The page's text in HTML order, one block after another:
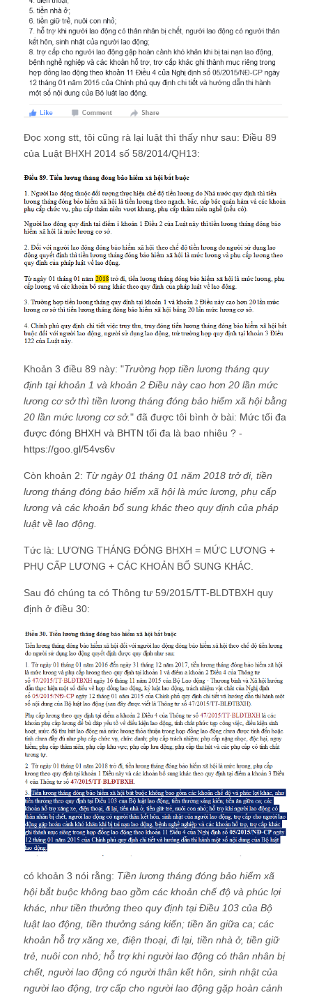
Đọc xong stt, tôi cũng rà lại luật thì thấy như sau: Điều 89
của Luật BHXH 2014 số 58/2014/QH13:
Khoản 3 điều 89 này: "Trường hợp tiền lương tháng quy
định tại khoản 1 và khoản 2 Điều này cao hơn 20 lần mức
lương cơ sở thì tiền lương tháng đóng bảo hiểm xã hội bằng
20 lần mức lương cơ sở." đã được tôi bình ở bài: Mức tối đa
được đóng BHXH và BHTN tối đa là bao nhiêu ? -
https://goo.gl/54vs6v
Còn khoản 2: Từ ngày 01 tháng 01 năm 2018 trở đi, tiền
lương tháng đóng bảo hiểm xã hội là mức lương, phụ cấp
lương và các khoản bổ sung khác theo quy định của pháp
luật về lao động.
Tức là: LƯƠNG THÁNG ĐÓNG BHXH = MỨC LƯƠNG +
PHỤ CẤP LƯƠNG + CÁC KHOẢN BỔ SUNG KHÁC.
Sau đó chúng ta có Thông tư 59/2015/TT-BLDTBXH quy
định ở điều 30:
có khoản 3 nói rằng: Tiền lương tháng đóng bảo hiểm xã
hội bắt buộc không bao gồm các khoản chế độ và phúc lợi
khác, như tiền thưởng theo quy định tại Điều 103 của Bộ
luật lao động, tiền thưởng sáng kiến; tiền ăn giữa ca; các
khoản hỗ trợ xăng xe, điện thoại, đi lại, tiền nhà ở, tiền giữ
trẻ, nuôi con nhỏ; hỗ trợ khi người lao động có thân nhân bị
chết, người lao động có người thân kết hôn, sinh nhật của
người lao động, trợ cấp cho người lao động gặp hoàn cảnh